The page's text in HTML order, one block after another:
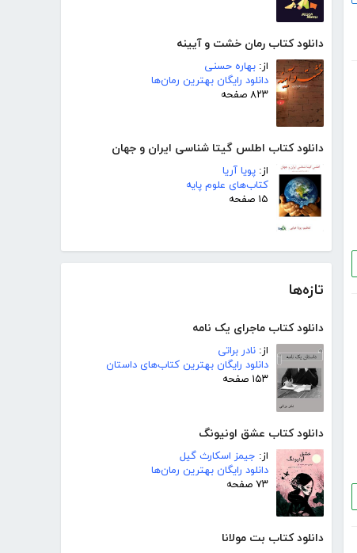
دانلود کتاب رمان خشت و آیینه
از: بهاره حسنی
دانلود رایگان بهترین رمان‌ها
۸۲۳ صفحه
دانلود کتاب اطلس گیتا شناسی ایران و جهان
از: پویا آریا
کتاب‌های علوم پایه
۱۵ صفحه
تازه‌ها
دانلود کتاب ماجرای یک نامه
از: نادر براتی
دانلود رایگان بهترین کتاب‌های داستان
۱۵۳ صفحه
دانلود کتاب عشق اونیونگ
از: جیمز اسکارث گیل
دانلود رایگان بهترین رمان‌ها
۷۳ صفحه
دانلود کتاب بت مولانا